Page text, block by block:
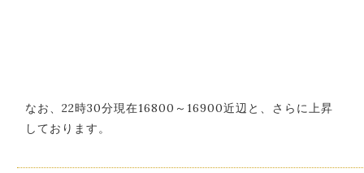
なお、22時30分現在16800～16900近辺と、さらに上昇
しております。